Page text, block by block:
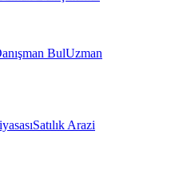
BulUzman
Satılık Arazi